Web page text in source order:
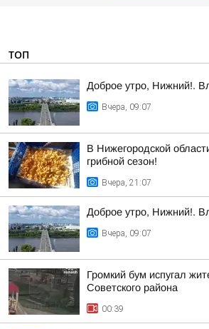
ТОП
Доброе утро, Нижний!.
Вчера, 09:07
В Нижегородской
грибной сезон!
Вчера, 21:07
Доброе утро, Нижний!.
Вчера, 09:07
Громкий бум испугал
Советского района
00:39